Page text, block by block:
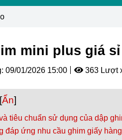
mini plus giá
09/01/2026 15:00 363 Lượt
[Ẩn]
tiêu chuẩn sử dụng của dập
đáp ứng nhu cầu ghim giấy